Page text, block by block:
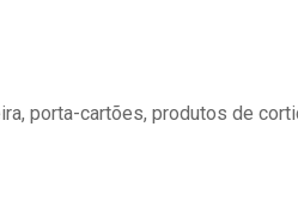
porta-cartões, produtos de